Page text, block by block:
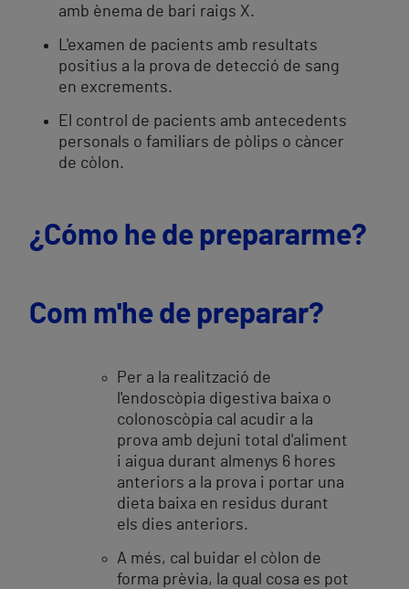
amb ènema de bari raigs X.
L'examen de pacients amb resultats
positius a la prova de detecció de sang
en excrements.
El control de pacients amb antecedents
personals o familiars de pòlips o càncer
de còlon.
¿Cómo he de prepararme?
Com m'he de preparar?
Per a la realització de
l'endoscòpia digestiva baixa o
colonoscòpia cal acudir a la
prova amb dejuni total d'aliment
i aigua durant almenys 6 hores
anteriors a la prova i portar una
dieta baixa en residus durant
els dies anteriors.
A més, cal buidar el còlon de
forma prèvia, la qual cosa es pot